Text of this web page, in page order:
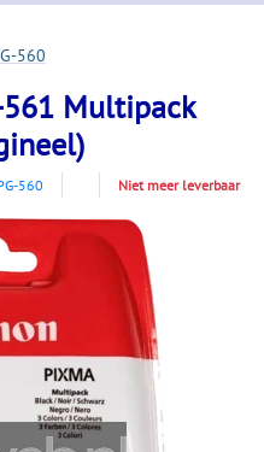
560
561 Multipack
560 Niet meer leverbaar